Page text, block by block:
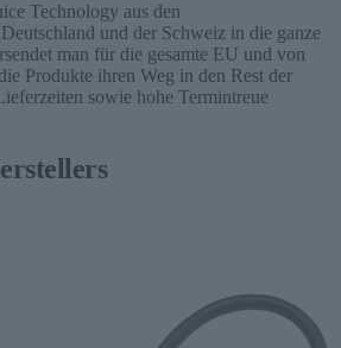
Technology aus den
und der Schweiz in die ganze
man für die gesamte EU und von
Produkte ihren Weg in den Rest der
sowie hohe Termintreue